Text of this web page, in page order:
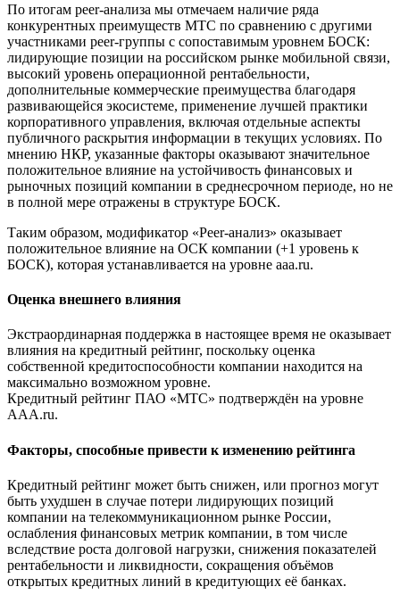
По итогам peer-анализа мы отмечаем наличие ряда
конкурентных преимуществ МТС по сравнению с другими
участниками peer-группы с сопоставимым уровнем БОСК:
лидирующие позиции на российском рынке мобильной связи,
высокий уровень операционной рентабельности,
дополнительные коммерческие преимущества благодаря
развивающейся экосистеме, применение лучшей практики
корпоративного управления, включая отдельные аспекты
публичного раскрытия информации в текущих условиях. По
мнению НКР, указанные факторы оказывают значительное
положительное влияние на устойчивость финансовых и
рыночных позиций компании в среднесрочном периоде, но не
в полной мере отражены в структуре БОСК.
Таким образом, модификатор «Peer-анализ» оказывает
положительное влияние на ОСК компании (+1 уровень к
БОСК), которая устанавливается на уровне aaa.ru.
Оценка внешнего влияния
Экстраординарная поддержка в настоящее время не оказывает
влияния на кредитный рейтинг, поскольку оценка
собственной кредитоспособности компании находится на
максимально возможном уровне.
Кредитный рейтинг ПАО «МТС» подтверждён на уровне
AAA.ru.
Факторы, способные привести к изменению рейтинга
Кредитный рейтинг может быть снижен, или прогноз могут
быть ухудшен в случае потери лидирующих позиций
компании на телекоммуникационном рынке России,
ослабления финансовых метрик компании, в том числе
вследствие роста долговой нагрузки, снижения показателей
рентабельности и ликвидности, сокращения объёмов
открытых кредитных линий в кредитующих её банках.